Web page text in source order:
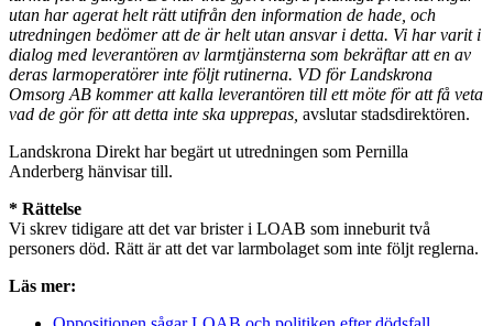
utan har agerat helt rätt utifrån den information de hade, och
utredningen bedömer att de är helt utan ansvar i detta. Vi har varit i
dialog med leverantören av larmtjänsterna som bekräftar att en av
deras larmoperatörer inte följt rutinerna. VD för Landskrona
Omsorg AB kommer att kalla leverantören till ett möte för att få veta
vad de gör för att detta inte ska upprepas, avslutar stadsdirektören.
Landskrona Direkt har begärt ut utredningen som Pernilla
Anderberg hänvisar till.
* Rättelse
Vi skrev tidigare att det var brister i LOAB som inneburit två
personers död. Rätt är att det var larmbolaget som inte följt reglerna.
Läs mer: